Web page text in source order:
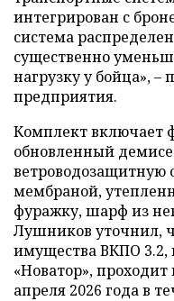
интегрирован с
система
существенно
нагрузку у бойца», –
предприятия.
Комплект включает
обновленный
мембраной,
фуражку, шарф из
Лушников уточнил,
имущества ВКПО
«Новатор»,
апреля 2026 года в